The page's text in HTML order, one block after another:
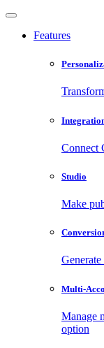
Features
Connect
Studio
Make
Multi-
Manage
option